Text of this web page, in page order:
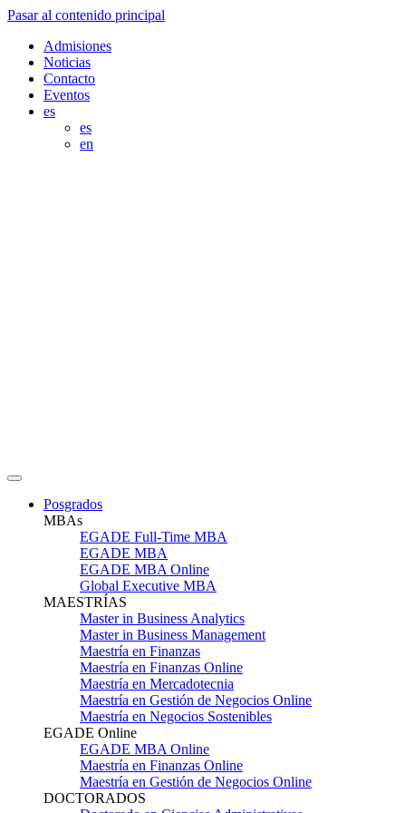
Pasar al contenido principal
Admisiones
Noticias
Contacto
Eventos
es
es
en
Posgrados
MBAs
EGADE Full-Time MBA
EGADE MBA
EGADE MBA Online
Global Executive MBA
MAESTRÍAS
Master in Business Analytics
Master in Business Management
Maestría en Finanzas
Maestría en Finanzas Online
Maestría en Mercadotecnia
Maestría en Gestión de Negocios Online
Maestría en Negocios Sostenibles
EGADE Online
EGADE MBA Online
Maestría en Finanzas Online
Maestría en Gestión de Negocios Online
DOCTORADOS